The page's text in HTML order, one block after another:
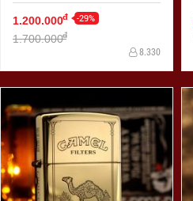
1.200.000đ -29%
1.700.000đ
8.330